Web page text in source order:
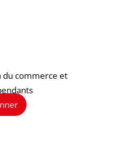
du commerce et